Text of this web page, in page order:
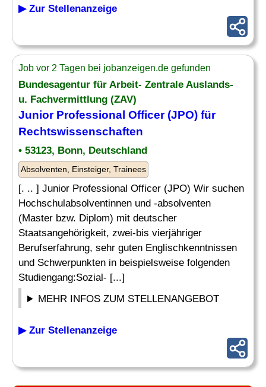
▶ Zur Stellenanzeige
Job vor 2 Tagen bei jobanzeigen.de gefunden
Bundesagentur für Arbeit- Zentrale Auslands-
u. Fachvermittlung (ZAV)
Junior Professional Officer (JPO) für
Rechtswissenschaften
• 53123, Bonn, Deutschland
Absolventen, Einsteiger, Trainees
[. .. ] Junior Professional Officer (JPO) Wir suchen
Hochschulabsolventinnen und -absolventen
(Master bzw. Diplom) mit deutscher
Staatsangehörigkeit, zwei-bis vierjähriger
Berufserfahrung, sehr guten Englischkenntnissen
und Schwerpunkten in beispielsweise folgenden
Studiengang:Sozial- [...]
MEHR INFOS ZUM STELLENANGEBOT
▶ Zur Stellenanzeige